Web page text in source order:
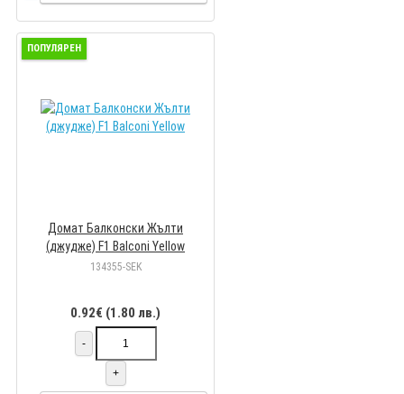
ПОПУЛЯРЕН
Домат Балконски Жълти
(джудже) F1 Balconi Yellow
134355-SEK
0.92€ (1.80 лв.)
-
+